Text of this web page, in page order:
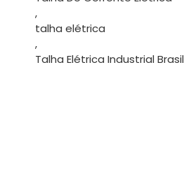
,
talha elétrica
,
Talha Elétrica Industrial Brasil